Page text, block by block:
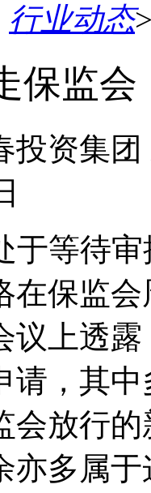
行业动态
保监
投资集
等待审
在保监
议上透
请，其
会放行
亦多属